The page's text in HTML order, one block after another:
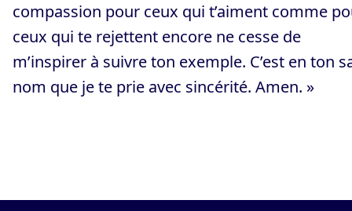
compassion pour ceux qui t’aiment comme
ceux qui te rejettent encore ne cesse de
m’inspirer à suivre ton exemple. C’est en ton
nom que je te prie avec sincérité. Amen. »